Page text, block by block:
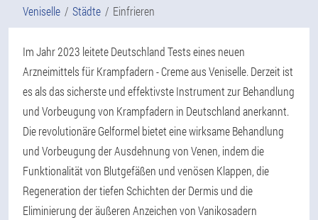
Veniselle Städte Einfrieren
Im Jahr 2023 leitete Deutschland Tests eines neuen
Arzneimittels für Krampfadern - Creme aus Veniselle. Derzeit ist
es als das sicherste und effektivste Instrument zur Behandlung
und Vorbeugung von Krampfadern in Deutschland anerkannt.
Die revolutionäre Gelformel bietet eine wirksame Behandlung
und Vorbeugung der Ausdehnung von Venen, indem die
Funktionalität von Blutgefäßen und venösen Klappen, die
Regeneration der tiefen Schichten der Dermis und die
Eliminierung der äußeren Anzeichen von Vanikosadern